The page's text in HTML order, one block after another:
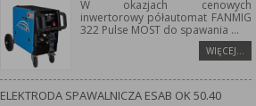
W okazjach cenowych
inwertorowy półautomat FANMIG
322 Pulse MOST do spawania ...
WIĘCEJ…
ELEKTRODA SPAWALNICZA ESAB OK 50.40